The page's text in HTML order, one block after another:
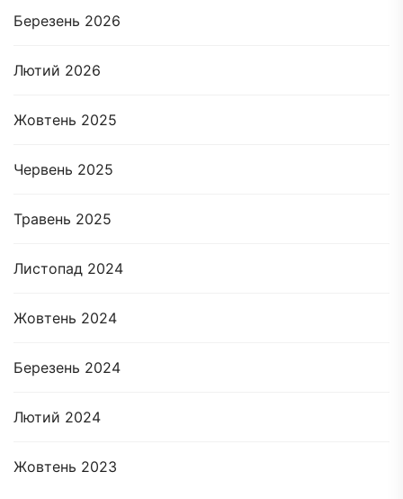
Березень 2026
Лютий 2026
Жовтень 2025
Червень 2025
Травень 2025
Листопад 2024
Жовтень 2024
Березень 2024
Лютий 2024
Жовтень 2023